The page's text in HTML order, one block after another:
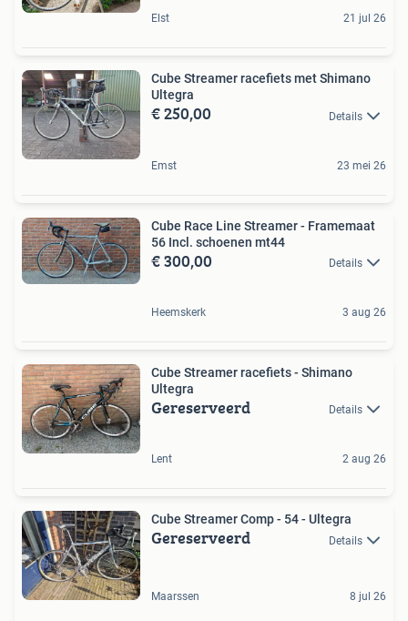
Elst 21 jul 26
Cube Streamer racefiets met Shimano
Ultegra
€ 250,00 Details
Emst 23 mei 26
Cube Race Line Streamer - Framemaat
56 Incl. schoenen mt44
€ 300,00 Details
Heemskerk 3 aug 26
Cube Streamer racefiets - Shimano
Ultegra
Gereserveerd Details
Lent 2 aug 26
Cube Streamer Comp - 54 - Ultegra
Gereserveerd Details
Maarssen 8 jul 26